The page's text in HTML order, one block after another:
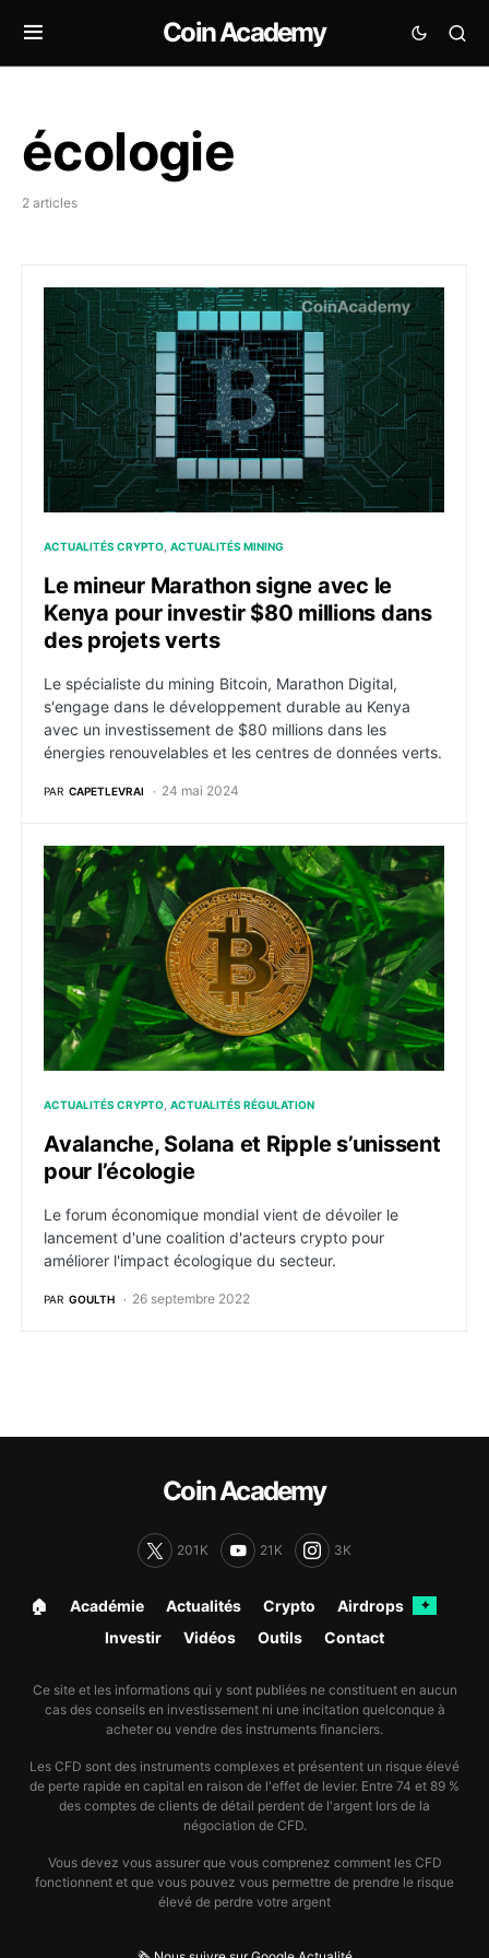
Coin Academy
écologie
2 articles
Le mineur Marathon signe avec le Kenya pour
ACTUALITÉS CRYPTO ACTUALITÉS MINING
Le mineur Marathon signe avec le
Kenya pour investir $80 millions dans
des projets verts
Le spécialiste du mining Bitcoin, Marathon Digital,
s'engage dans le développement durable au Kenya
avec un investissement de $80 millions dans les
énergies renouvelables et les centres de données verts.
PAR CAPETLEVRAI 24 mai 2024
Avalanche, Solana et Ripple s’unissent pour l’écologie
ACTUALITÉS CRYPTO ACTUALITÉS RÉGULATION
Avalanche, Solana et Ripple s’unissent
pour l’écologie
Le forum économique mondial vient de dévoiler le
lancement d'une coalition d'acteurs crypto pour
améliorer l'impact écologique du secteur.
PAR GOULTH 26 septembre 2022
Coin Academy
201K 21K 3K
🏠︎ Académie Actualités Crypto Airdrops ✦
Investir Vidéos Outils Contact
Ce site et les informations qui y sont publiées ne constituent en aucun
cas des conseils en investissement ni une incitation quelconque à
acheter ou vendre des instruments financiers.
Les CFD sont des instruments complexes et présentent un risque élevé
de perte rapide en capital en raison de l'effet de levier. Entre 74 et 89 %
des comptes de clients de détail perdent de l'argent lors de la
négociation de CFD.
Vous devez vous assurer que vous comprenez comment les CFD
fonctionnent et que vous pouvez vous permettre de prendre le risque
élevé de perdre votre argent